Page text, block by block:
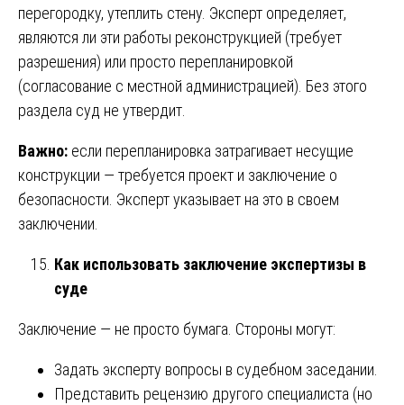
перегородку, утеплить стену. Эксперт определяет,
являются ли эти работы реконструкцией (требует
разрешения) или просто перепланировкой
(согласование с местной администрацией). Без этого
раздела суд не утвердит.
Важно: если перепланировка затрагивает несущие
конструкции — требуется проект и заключение о
безопасности. Эксперт указывает на это в своем
заключении.
Как использовать заключение экспертизы в
суде
Заключение — не просто бумага. Стороны могут:
Задать эксперту вопросы в судебном заседании.
Представить рецензию другого специалиста (но